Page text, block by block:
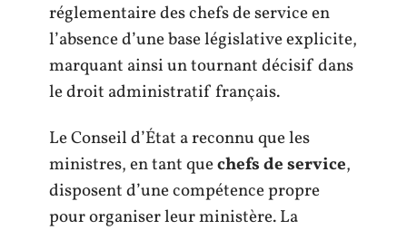
réglementaire des chefs de service en
l’absence d’une base législative explicite,
marquant ainsi un tournant décisif dans
le droit administratif français.
Le Conseil d’État a reconnu que les
ministres, en tant quechefs de service,
disposent d’une compétence propre
pour organiser leur ministère. La